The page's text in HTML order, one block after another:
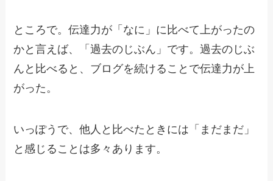
ところで。伝達力が「なに」に比べて上がったの
かと言えば、「過去のじぶん」です。過去のじぶ
んと比べると、ブログを続けることで伝達力が上
がった。
いっぽうで、他人と比べたときには「まだまだ」
と感じることは多々あります。